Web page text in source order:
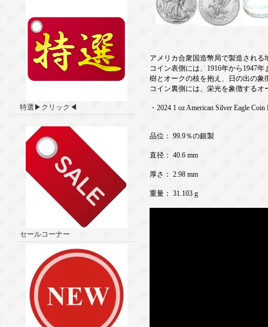
特選▶クリック◀
セールコーナー
アメリカ合衆国造幣局で製造される
コイン表側には、1916年から1947
樹とオークの枝を抱え、日の出の
コイン裏側には、栄光を象徴する
・2024 1 oz American Silver Eagle Coin
品位： 99.9％の銀製
直径： 40.6 mm
厚さ： 2.98 mm
重量： 31.103 g